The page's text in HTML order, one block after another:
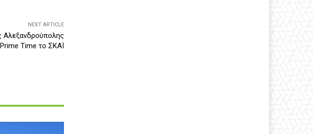
NEXT ARTICLE
Αλεξανδρούπολης
Time το ΣΚΑΪ